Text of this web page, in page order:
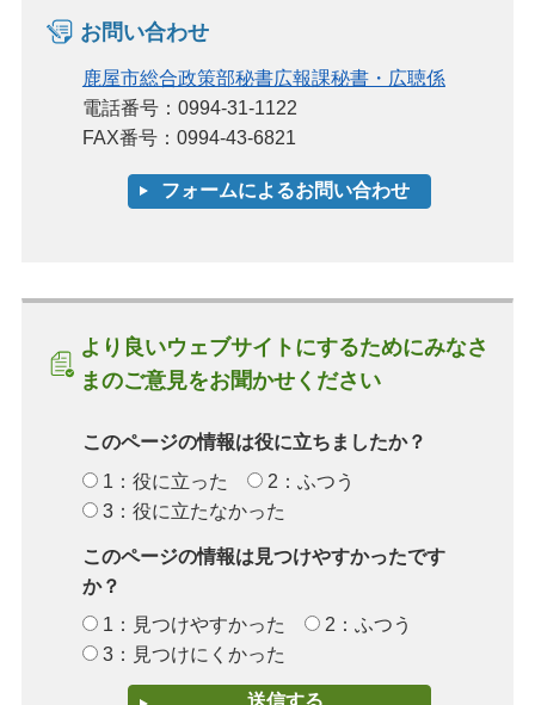
お問い合わせ
鹿屋市総合政策部秘書広報課秘書・広聴係
電話番号：0994-31-1122
FAX番号：0994-43-6821
より良いウェブサイトにするためにみなさ
まのご意見をお聞かせください
このページの情報は役に立ちましたか？
1：役に立った
2：ふつう
3：役に立たなかった
このページの情報は見つけやすかったです
か？
1：見つけやすかった
2：ふつう
3：見つけにくかった